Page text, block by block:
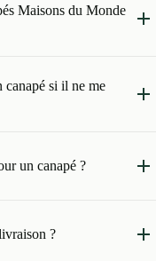
Maisons du Monde
canapé si il ne me
un canapé ?
?